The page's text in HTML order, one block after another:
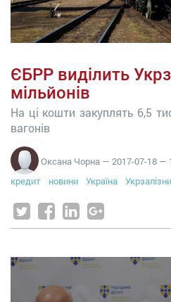
ЄБРР виділить
мільйонів
На ці кошти закуплять 6,5
вагонів
Оксана Чорна — 2017-07-18 —
кредит
новини Україна